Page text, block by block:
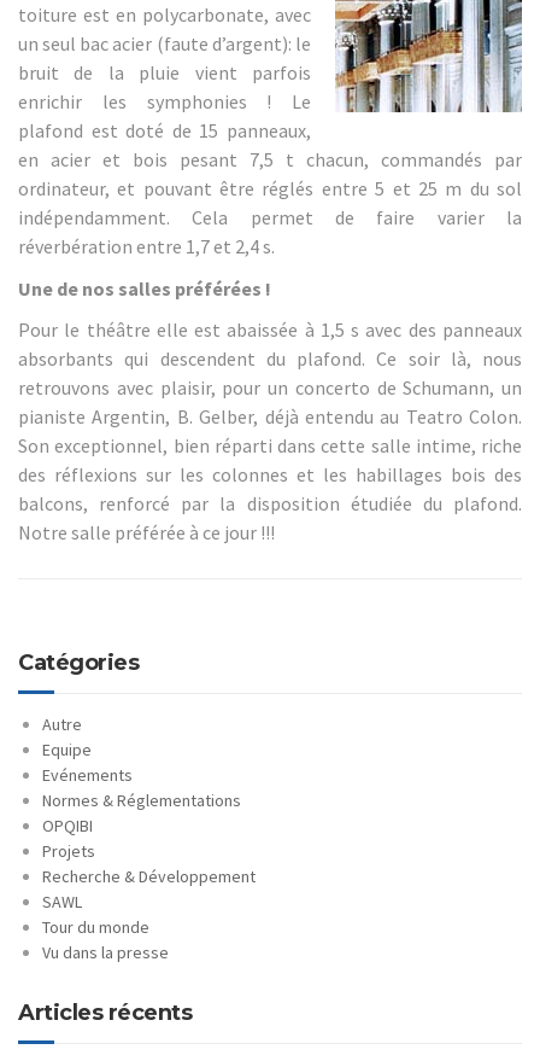
toiture est en polycarbonate, avec
un seul bac acier (faute d’argent): le
bruit de la pluie vient parfois
enrichir les symphonies ! Le
plafond est doté de 15 panneaux,
en acier et bois pesant 7,5 t chacun, commandés par
ordinateur, et pouvant être réglés entre 5 et 25 m du sol
indépendamment. Cela permet de faire varier la
réverbération entre 1,7 et 2,4 s.
Une de nos salles préférées !
Pour le théâtre elle est abaissée à 1,5 s avec des panneaux
absorbants qui descendent du plafond. Ce soir là, nous
retrouvons avec plaisir, pour un concerto de Schumann, un
pianiste Argentin, B. Gelber, déjà entendu au Teatro Colon.
Son exceptionnel, bien réparti dans cette salle intime, riche
des réflexions sur les colonnes et les habillages bois des
balcons, renforcé par la disposition étudiée du plafond.
Notre salle préférée à ce jour !!!
Catégories
Autre
Equipe
Evénements
Normes & Réglementations
OPQIBI
Projets
Recherche & Développement
SAWL
Tour du monde
Vu dans la presse
Articles récents